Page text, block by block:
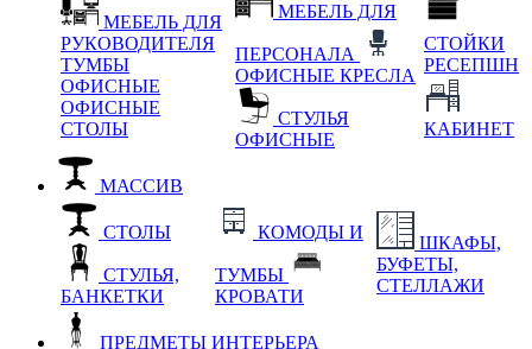
МЕБЕЛЬ ДЛЯ
РУКОВОДИТЕЛЯ
ТУМБЫ
ОФИСНЫЕ
ОФИСНЫЕ
СТОЛЫ
МЕБЕЛЬ ДЛЯ
ПЕРСОНАЛА
ОФИСНЫЕ КРЕСЛА
СТУЛЬЯ
ОФИСНЫЕ
СТОЙКИ
РЕСЕПШН
КАБИНЕТ
МАССИВ
СТОЛЫ
СТУЛЬЯ,
БАНКЕТКИ
КОМОДЫ И
ТУМБЫ
КРОВАТИ
ШКАФЫ,
БУФЕТЫ,
СТЕЛЛАЖИ
ПРЕДМЕТЫ ИНТЕРЬЕРА